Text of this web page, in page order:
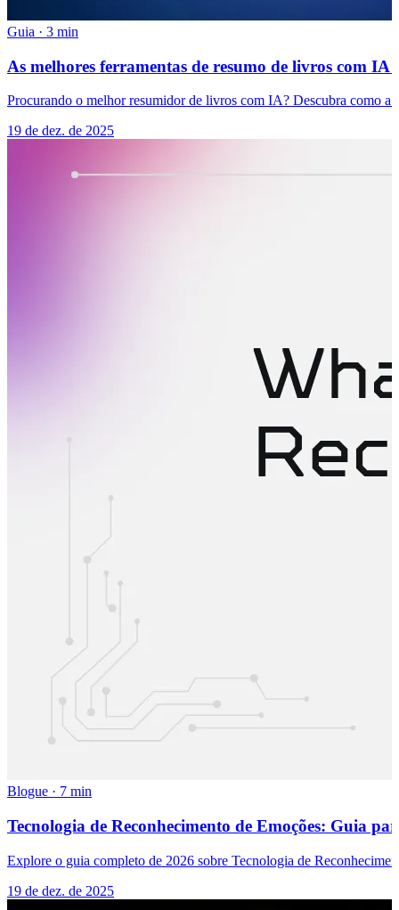
Guia · 3 min
As melhores ferramentas de resumo de livros com IA
Procurando o melhor resumidor de livros com IA? Descubra como a
19 de dez. de 2025
Blogue · 7 min
Tecnologia de Reconhecimento de Emoções: Guia
Explore o guia completo de 2026 sobre Tecnologia de
19 de dez. de 2025